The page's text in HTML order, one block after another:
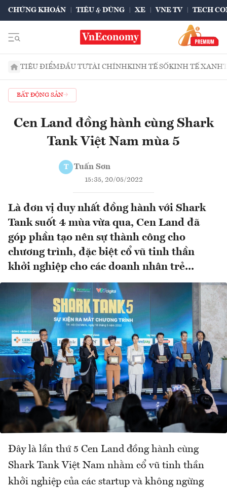
CHỨNG KHOÁN TIÊU & DÙNG XE VNE TV TECH
TIÊU ĐIỂMĐẦU TƯTÀI CHÍNHKINH TẾ SỐKINH TẾ XANH
BẤT ĐỘNG SẢN
Cen Land đồng hành cùng Shark
Tank Việt Nam mùa 5
T Tuấn Sơn
15:35, 20/05/2022
Là đơn vị duy nhất đồng hành với Shark
Tank suốt 4 mùa vừa qua, Cen Land đã
góp phần tạo nên sự thành công cho
chương trình, đặc biệt cổ vũ tinh thần
khởi nghiệp cho các doanh nhân trẻ...
Đây là lần thứ 5 Cen Land đồng hành cùng
Shark Tank Việt Nam nhằm cổ vũ tinh thần
khởi nghiệp của các startup và không ngừng